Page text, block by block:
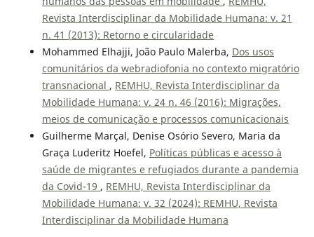
Revista Interdisciplinar da Mobilidade Humana: v. 21
n. 41 (2013): Retorno e circularidade
Mohammed Elhajji, João Paulo Malerba, Dos usos
comunitários da webradiofonia no contexto migratório
transnacional , REMHU, Revista Interdisciplinar da
Mobilidade Humana: v. 24 n. 46 (2016): Migrações,
meios de comunicação e processos comunicacionais
Guilherme Marçal, Denise Osório Severo, Maria da
Graça Luderitz Hoefel, Políticas públicas e acesso à
saúde de migrantes e refugiados durante a pandemia
da Covid-19 , REMHU, Revista Interdisciplinar da
Mobilidade Humana: v. 32 (2024): REMHU, Revista
Interdisciplinar da Mobilidade Humana